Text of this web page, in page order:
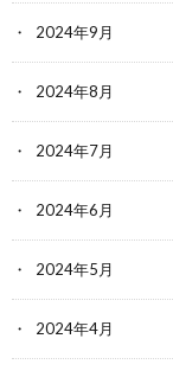
2024年9月
2024年8月
2024年7月
2024年6月
2024年5月
2024年4月